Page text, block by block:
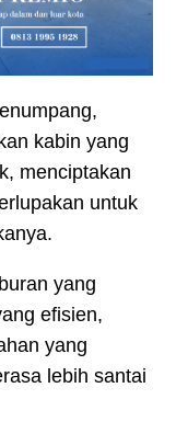
kabin yang
menciptakan
untuk
yang
efisien,
yang
lebih santai